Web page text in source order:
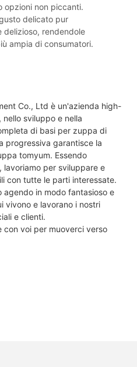
opzioni non piccanti.
delicato pur
delizioso, rendendole
ampia di consumatori.
Co., Ltd è un'azienda high-
sviluppo e nella
di basi per zuppa di
progressiva garantisce la
tomyum. Essendo
lavoriamo per sviluppare e
con tutte le parti interessate.
agendo in modo fantasioso e
vivono e lavorano i nostri
e clienti.
con voi per muoverci verso